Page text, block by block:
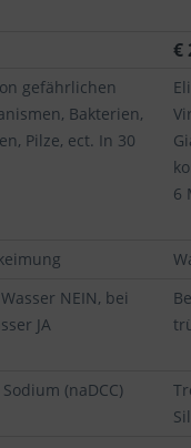
€
gefährlichen
Bakterien,
Pilze, ect. In 30
6
NEIN, bei
JA
(naDCC)